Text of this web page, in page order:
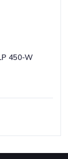
450-W